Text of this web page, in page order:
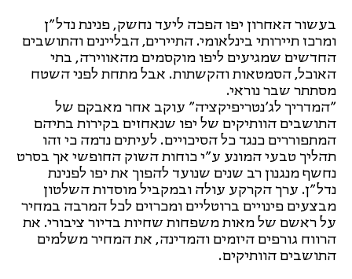
בעשור האחרון יפו הפכה ליעד נחשק, פנינת נדל״ן
ומרכז תיירותי בינלאומי. התיירים, הבליינים והתושבים
החדשים שמגיעים ליפו מוקסמים מהאווירה, בתי
האוכל, הסמטאות והקשתות. אבל מתחת לפני השטח
מסתתר שבר נוראי.
״המדריך לג׳נטריפיקציה״ עוקב אחר מאבקם של
התושבים הוותיקים של יפו שנאחזים בקירות בתיהם
המתפוררים כנגד כל הסיכויים. לעיתים נדמה כי זהו
תהליך טבעי המונע ע״י כוחות השוק החופשי אך בסרט
נחשף מנגנון רב שנים שנועד להפוך את יפו לפנינת
נדל״ן. ערך הקרקע עולה ובמקביל מוסדות השלטון
מבצעים פינויים ברוטליים ומכרזים לכל המרבה במחיר
על ראשם של מאות משפחות שחיות בדיור ציבורי. את
הרווח גורפים היזמים והמדינה, את המחיר משלמים
התושבים הוותיקים.